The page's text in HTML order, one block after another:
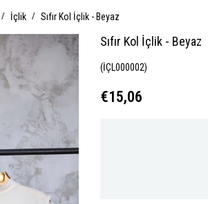
İçlik Sıfır Kol İçlik - Beyaz
Sıfır Kol İçlik - Beyaz
(İÇL000002)
€15,06